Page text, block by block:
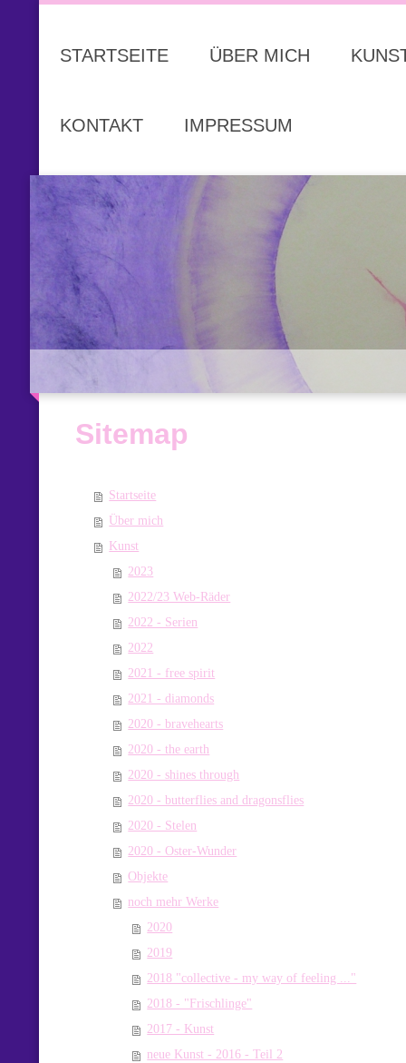
STARTSEITE ÜBER MICH
KONTAKT IMPRESSUM
Sitemap
Startseite
Über mich
Kunst
2023
2022/23 Web-Räder
2022 - Serien
2022
2021 - free spirit
2021 - diamonds
2020 - bravehearts
2020 - the earth
2020 - shines through
2020 - butterflies and dragonsflies
2020 - Stelen
2020 - Oster-Wunder
Objekte
noch mehr Werke
2020
2019
2018 "collective - my way of feeling ..."
2018 - "Frischlinge"
2017 - Kunst
neue Kunst - 2016 - Teil 2